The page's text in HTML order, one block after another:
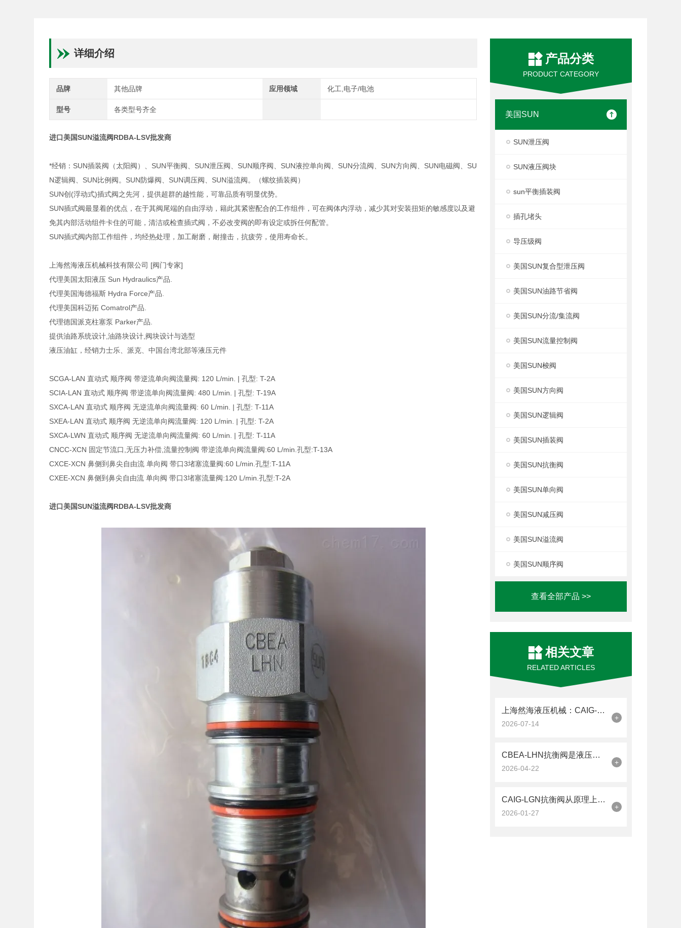
产品分类
PRODUCT CATEGORY
美国SUN
SUN泄压阀
SUN液压阀块
sun平衡插装阀
插孔堵头
导压级阀
美国SUN复合型泄压阀
美国SUN油路节省阀
美国SUN分流/集流阀
美国SUN流量控制阀
美国SUN梭阀
美国SUN方向阀
美国SUN逻辑阀
美国SUN插装阀
美国SUN抗衡阀
美国SUN单向阀
美国SUN减压阀
美国SUN溢流阀
美国SUN顺序阀
查看全部产品 >>
相关文章
RELATED ARTICLES
上海然海液压机械：CAIG-LGN抗衡阀的品质之选——实测数据解析
2026-07-14
+
CBEA-LHN抗衡阀是液压系统中的平衡卫士
2026-04-22
+
CAIG-LGN抗衡阀从原理上可分解为以下三个层面
2026-01-27
+
详细介绍
品牌 其他品牌 应用领域 化工,电子/电池
型号 各类型号齐全
进口美国SUN溢流阀RDBA-LSV批发商
*经销：SUN插装阀（太阳阀）、SUN平衡阀、SUN泄压阀、SUN顺序阀、SUN液控单向阀、SUN分流阀、SUN方向阀、SUN电磁阀、SU
N逻辑阀、SUN比例阀。SUN防爆阀、SUN调压阀、SUN溢流阀。（螺纹插装阀）
SUN创(浮动式)插式阀之先河，提供超群的越性能，可靠品质有明显优势。
SUN插式阀最显着的优点，在于其阀尾端的自由浮动，籍此其紧密配合的工作组件，可在阀体内浮动，减少其对安装扭矩的敏感度以及避
免其内部活动组件卡住的可能，清洁或检查插式阀，不必改变阀的即有设定或拆任何配管。
SUN插式阀内部工作组件，均经热处理，加工耐磨，耐撞击，抗疲劳，使用寿命长。
上海然海液压机械科技有限公司 [阀门专家]
代理美国太阳液压 Sun Hydraulics产品.
代理美国海德福斯 Hydra Force产品.
代理美国科迈拓 Comatrol产品.
代理德国派克柱塞泵 Parker产品.
提供油路系统设计,油路块设计,阀块设计与选型
液压油缸，经销力士乐、派克、中国台湾北部等液压元件
SCGA-LAN 直动式 顺序阀 带逆流单向阀流量阀: 120 L/min. | 孔型: T-2A
SCIA-LAN 直动式 顺序阀 带逆流单向阀流量阀: 480 L/min. | 孔型: T-19A
SXCA-LAN 直动式 顺序阀 无逆流单向阀流量阀: 60 L/min. | 孔型: T-11A
SXEA-LAN 直动式 顺序阀 无逆流单向阀流量阀: 120 L/min. | 孔型: T-2A
SXCA-LWN 直动式 顺序阀 无逆流单向阀流量阀: 60 L/min. | 孔型: T-11A
CNCC-XCN 固定节流口,无压力补偿,流量控制阀 带逆流单向阀流量阀:60 L/min.孔型:T-13A
CXCE-XCN 鼻侧到鼻尖自由流 单向阀 带口3堵塞流量阀:60 L/min.孔型:T-11A
CXEE-XCN 鼻侧到鼻尖自由流 单向阀 带口3堵塞流量阀:120 L/min.孔型:T-2A
进口美国SUN溢流阀RDBA-LSV批发商